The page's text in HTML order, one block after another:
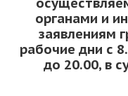
органами и
заявлениям
рабочие дни с
до 20.00, в